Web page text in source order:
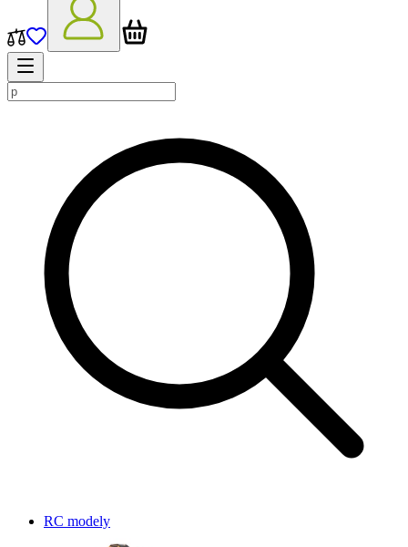
RC modely